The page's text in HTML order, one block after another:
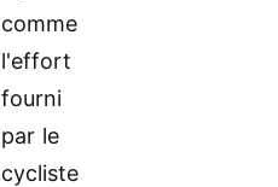
comme
l'effort
fourni
par le
cycliste